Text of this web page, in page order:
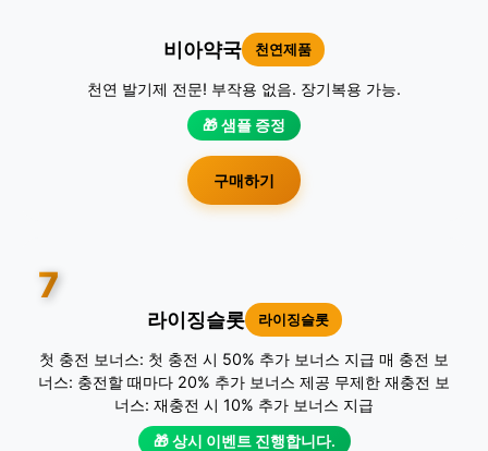
비아약국 천연제품
천연 발기제 전문! 부작용 없음. 장기복용 가능.
🎁 샘플 증정
구매하기
7
라이징슬롯 라이징슬롯
첫 충전 보너스: 첫 충전 시 50% 추가 보너스 지급 매 충전 보
너스: 충전할 때마다 20% 추가 보너스 제공 무제한 재충전 보
너스: 재충전 시 10% 추가 보너스 지급
🎁 상시 이벤트 진행합니다.